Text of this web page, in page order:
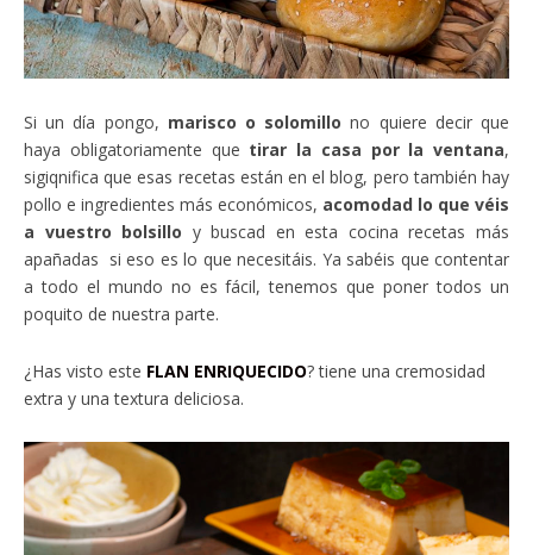
Si un día pongo, marisco o solomillo no quiere decir que
haya obligatoriamente que tirar la casa por la ventana,
sigiqnifica que esas recetas están en el blog, pero también hay
pollo e ingredientes más económicos, acomodad lo que véis
a vuestro bolsillo y buscad en esta cocina recetas más
apañadas si eso es lo que necesitáis. Ya sabéis que contentar
a todo el mundo no es fácil, tenemos que poner todos un
poquito de nuestra parte.
¿Has visto este FLAN ENRIQUECIDO? tiene una cremosidad
extra y una textura deliciosa.